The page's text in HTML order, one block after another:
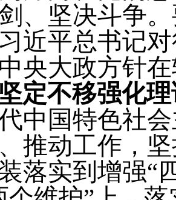
、坚决斗争
近平总书记
央大政方针
定不移强化
中国特色社
推动工作，
落实到增强“